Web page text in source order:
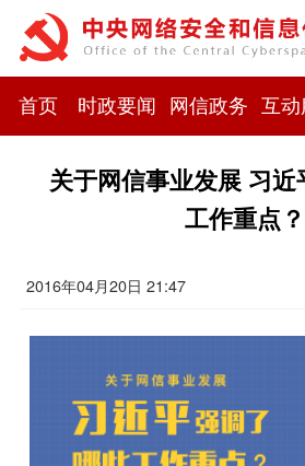
首页 时政要闻 网信政务 互动
关于网信事业发展 习
工作重点？
2016年04月20日 21:47